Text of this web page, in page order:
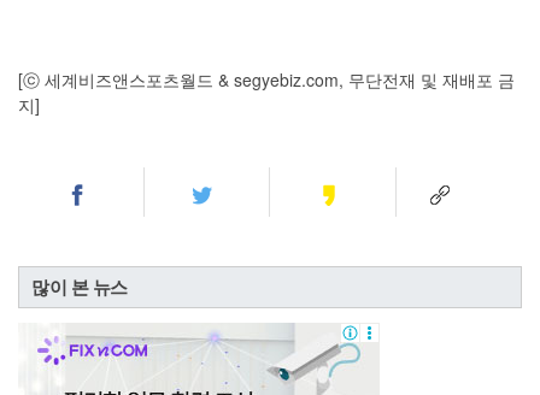
[ⓒ 세계비즈앤스포츠월드 & segyebiz.com, 무단전재 및 재배포 금
지]
많이 본 뉴스